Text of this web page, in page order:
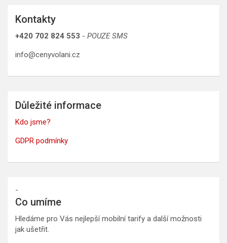
Kontakty
+420 702 824 553 - POUZE SMS
info@cenyvolani.cz
Důležité informace
Kdo jsme?
GDPR podmínky
-
Co umíme
Hledáme pro Vás nejlepší mobilní tarify a další možnosti
jak ušetřit.